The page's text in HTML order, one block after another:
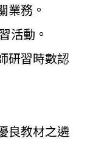
業務。
活動。
研習時數認
良教材之遴